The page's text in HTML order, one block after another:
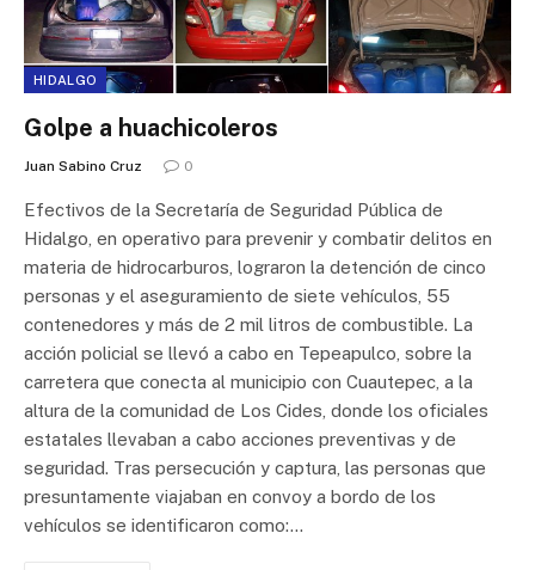
HIDALGO
Golpe a huachicoleros
Juan Sabino Cruz 0
Efectivos de la Secretaría de Seguridad Pública de
Hidalgo, en operativo para prevenir y combatir delitos en
materia de hidrocarburos, lograron la detención de cinco
personas y el aseguramiento de siete vehículos, 55
contenedores y más de 2 mil litros de combustible. La
acción policial se llevó a cabo en Tepeapulco, sobre la
carretera que conecta al municipio con Cuautepec, a la
altura de la comunidad de Los Cides, donde los oficiales
estatales llevaban a cabo acciones preventivas y de
seguridad. Tras persecución y captura, las personas que
presuntamente viajaban en convoy a bordo de los
vehículos se identificaron como:…